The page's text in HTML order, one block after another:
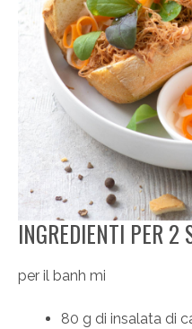
INGREDIENTI PER 2
per il banh mi
80 g di insalata di